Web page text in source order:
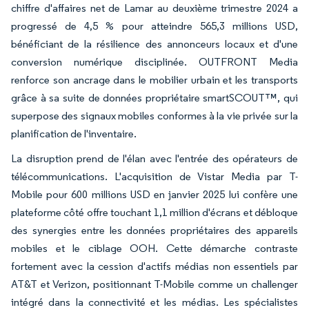
chiffre d'affaires net de Lamar au deuxième trimestre 2024 a
progressé de 4,5 % pour atteindre 565,3 millions USD,
bénéficiant de la résilience des annonceurs locaux et d'une
conversion numérique disciplinée. OUTFRONT Media
renforce son ancrage dans le mobilier urbain et les transports
grâce à sa suite de données propriétaire smartSCOUT™, qui
superpose des signaux mobiles conformes à la vie privée sur la
planification de l'inventaire.
La disruption prend de l'élan avec l'entrée des opérateurs de
télécommunications. L'acquisition de Vistar Media par T-
Mobile pour 600 millions USD en janvier 2025 lui confère une
plateforme côté offre touchant 1,1 million d'écrans et débloque
des synergies entre les données propriétaires des appareils
mobiles et le ciblage OOH. Cette démarche contraste
fortement avec la cession d'actifs médias non essentiels par
AT&T et Verizon, positionnant T-Mobile comme un challenger
intégré dans la connectivité et les médias. Les spécialistes